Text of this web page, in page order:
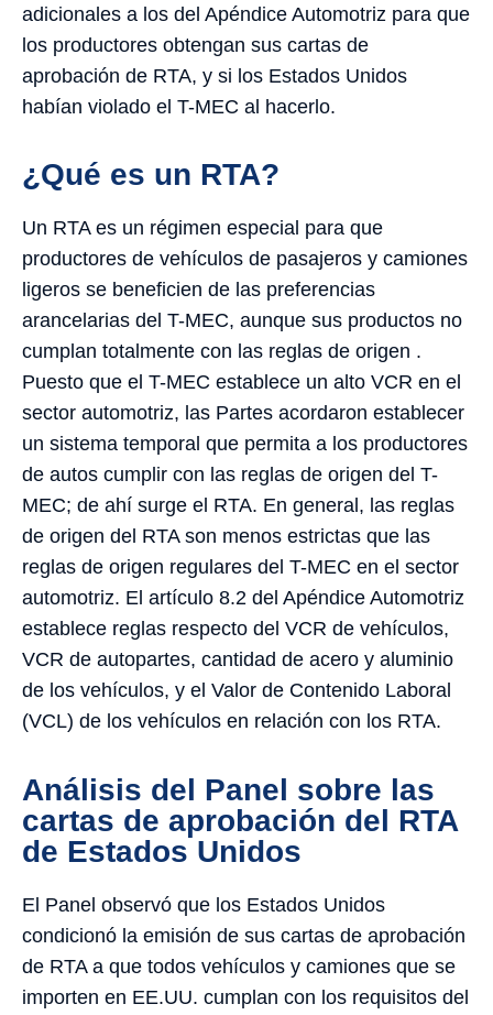
adicionales a los del Apéndice Automotriz para que
los productores obtengan sus cartas de
aprobación de RTA, y si los Estados Unidos
habían violado el T-MEC al hacerlo.
¿Qué es un RTA?
Un RTA es un régimen especial para que
productores de vehículos de pasajeros y camiones
ligeros se beneficien de las preferencias
arancelarias del T-MEC, aunque sus productos no
cumplan totalmente con las reglas de origen .
Puesto que el T-MEC establece un alto VCR en el
sector automotriz, las Partes acordaron establecer
un sistema temporal que permita a los productores
de autos cumplir con las reglas de origen del T-
MEC; de ahí surge el RTA. En general, las reglas
de origen del RTA son menos estrictas que las
reglas de origen regulares del T-MEC en el sector
automotriz. El artículo 8.2 del Apéndice Automotriz
establece reglas respecto del VCR de vehículos,
VCR de autopartes, cantidad de acero y aluminio
de los vehículos, y el Valor de Contenido Laboral
(VCL) de los vehículos en relación con los RTA.
Análisis del Panel sobre las
cartas de aprobación del RTA
de Estados Unidos
El Panel observó que los Estados Unidos
condicionó la emisión de sus cartas de aprobación
de RTA a que todos vehículos y camiones que se
importen en EE.UU. cumplan con los requisitos del